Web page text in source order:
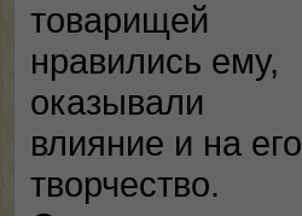
товарищей
нравились ему,
оказывали
влияние и на его
творчество.